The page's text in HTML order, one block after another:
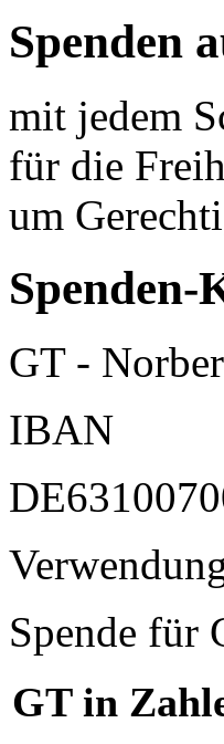
Spenden
mit jedem
für die
um
Spenden-
GT -
IBAN
Spende für
GT in